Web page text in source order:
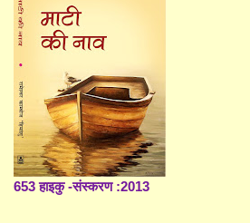
653 हाइकु -संस्करण :2013